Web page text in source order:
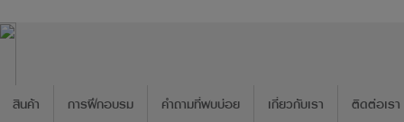
สินค้า การฝึกอบรม คำถามที่พบบ่อย เกี่ยวกับเรา ติดต่อเรา